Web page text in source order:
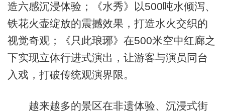
造六感沉浸体验；《水秀》以500吨水倾泻、
铁花火壶绽放的震撼效果，打造水火交织的
视觉奇观；《只此琅琊》在500米空中红廊之
下实现立体行进式演出，让游客与演员同台
入戏，打破传统观演界限。
越来越多的景区在非遗体验、沉浸式街